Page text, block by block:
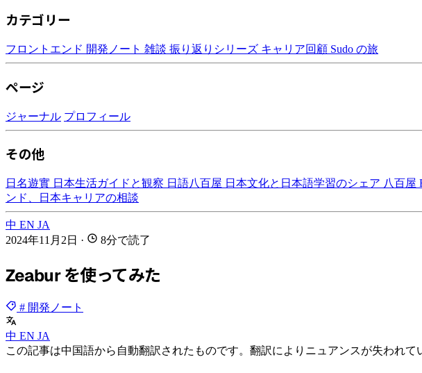
カテゴリー
フロントエンド 開発ノート 雑談 振り返りシリーズ キャリア回顧 Sudo の旅
ページ
ジャーナル プロフィール
その他
日名遊實 日本生活ガイドと観察 日語八百屋 日本文化と日本語学習のシェア 八百屋
ンド、日本キャリアの相談
中 EN JA
2024年11月2日 · 8分で読了
Zeabur を使ってみた
# 開発ノート
中 EN JA
この記事は中国語から自動翻訳されたものです。翻訳によりニュアンスが失われて